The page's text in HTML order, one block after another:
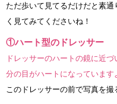
ただ歩いて見てるだけだと素
く見てみてくださいね！
①ハート型のドレッサー
ドレッサーのハートの鏡に近
分の目がハートになっています
このドレッサーの前で写真を撮